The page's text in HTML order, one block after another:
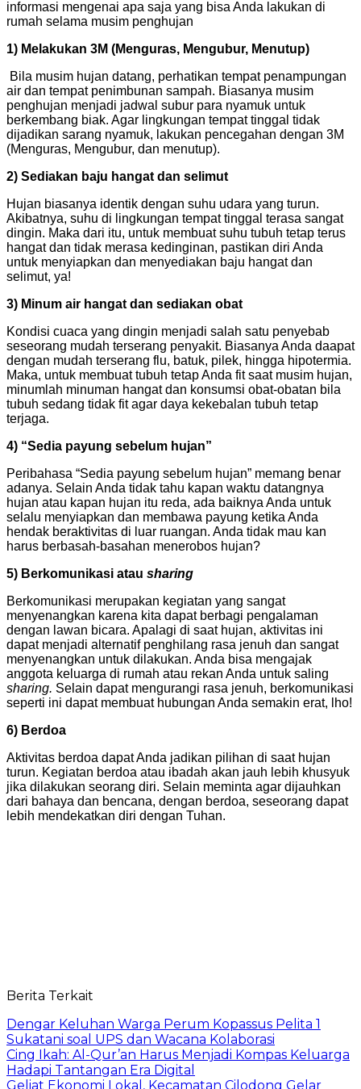
informasi mengenai apa saja yang bisa Anda lakukan di
rumah selama musim penghujan
1) Melakukan 3M (Menguras, Mengubur, Menutup)
Bila musim hujan datang, perhatikan tempat penampungan
air dan tempat penimbunan sampah. Biasanya musim
penghujan menjadi jadwal subur para nyamuk untuk
berkembang biak. Agar lingkungan tempat tinggal tidak
dijadikan sarang nyamuk, lakukan pencegahan dengan 3M
(Menguras, Mengubur, dan menutup).
2) Sediakan baju hangat dan selimut
Hujan biasanya identik dengan suhu udara yang turun.
Akibatnya, suhu di lingkungan tempat tinggal terasa sangat
dingin. Maka dari itu, untuk membuat suhu tubuh tetap terus
hangat dan tidak merasa kedinginan, pastikan diri Anda
untuk menyiapkan dan menyediakan baju hangat dan
selimut, ya!
3) Minum air hangat dan sediakan obat
Kondisi cuaca yang dingin menjadi salah satu penyebab
seseorang mudah terserang penyakit. Biasanya Anda daapat
dengan mudah terserang flu, batuk, pilek, hingga hipotermia.
Maka, untuk membuat tubuh tetap Anda fit saat musim hujan,
minumlah minuman hangat dan konsumsi obat-obatan bila
tubuh sedang tidak fit agar daya kekebalan tubuh tetap
terjaga.
4) “Sedia payung sebelum hujan”
Peribahasa “Sedia payung sebelum hujan” memang benar
adanya. Selain Anda tidak tahu kapan waktu datangnya
hujan atau kapan hujan itu reda, ada baiknya Anda untuk
selalu menyiapkan dan membawa payung ketika Anda
hendak beraktivitas di luar ruangan. Anda tidak mau kan
harus berbasah-basahan menerobos hujan?
5) Berkomunikasi atau sharing
Berkomunikasi merupakan kegiatan yang sangat
menyenangkan karena kita dapat berbagi pengalaman
dengan lawan bicara. Apalagi di saat hujan, aktivitas ini
dapat menjadi alternatif penghilang rasa jenuh dan sangat
menyenangkan untuk dilakukan. Anda bisa mengajak
anggota keluarga di rumah atau rekan Anda untuk saling
sharing. Selain dapat mengurangi rasa jenuh, berkomunikasi
seperti ini dapat membuat hubungan Anda semakin erat, lho!
6) Berdoa
Aktivitas berdoa dapat Anda jadikan pilihan di saat hujan
turun. Kegiatan berdoa atau ibadah akan jauh lebih khusyuk
jika dilakukan seorang diri. Selain meminta agar dijauhkan
dari bahaya dan bencana, dengan berdoa, seseorang dapat
lebih mendekatkan diri dengan Tuhan.
Berita Terkait
Dengar Keluhan Warga Perum Kopassus Pelita 1
Sukatani soal UPS dan Wacana Kolaborasi
Cing Ikah: Al-Qur’an Harus Menjadi Kompas Keluarga
Hadapi Tantangan Era Digital
Geliat Ekonomi Lokal, Kecamatan Cilodong Gelar